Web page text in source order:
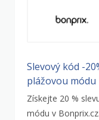
Slevový kód -
plážovou módu
Získejte 20 %
módu v